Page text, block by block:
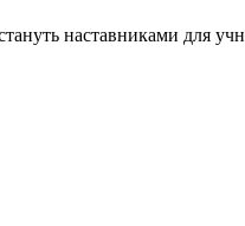
наставниками для